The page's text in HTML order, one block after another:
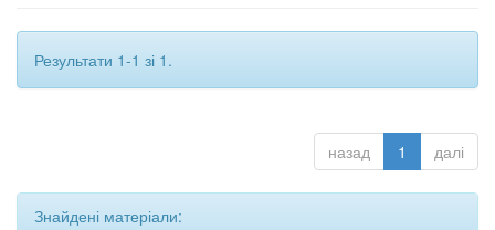
Результати 1-1 зі 1.
назад 1 далі
Знайдені матеріали: